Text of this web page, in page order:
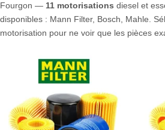
Fourgon — 11 motorisations diesel et
disponibles : Mann Filter, Bosch, Mahle.
motorisation pour ne voir que les pièces